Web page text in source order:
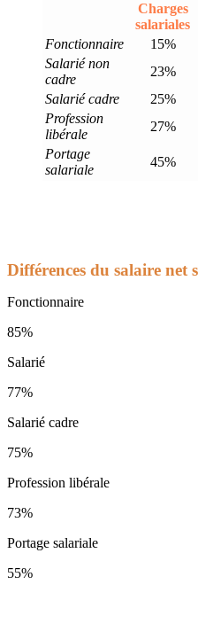
Charges
salariales
Fonctionnaire
15%
Salarié non
cadre
23%
Salarié cadre
25%
Profession
libérale
27%
Portage
salariale
45%
Différences du salaire net
Fonctionnaire
85%
Salarié
77%
Salarié cadre
75%
Profession libérale
73%
Portage salariale
55%